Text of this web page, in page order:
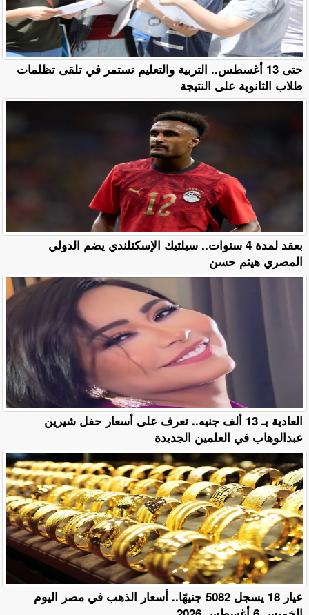
حتى 13 أغسطس.. التربية والتعليم تستمر في تلقى تظلمات
طلاب الثانوية على النتيجة
بعقد لمدة 4 سنوات.. سيلتيك الإسكتلندي يضم الدولي
المصري هيثم حسن
العادية بـ 13 ألف جنيه.. تعرف على أسعار حفل شيرين
عبدالوهاب في العلمين الجديدة
عيار 18 يسجل 5082 جنيهًا.. أسعار الذهب في مصر اليوم